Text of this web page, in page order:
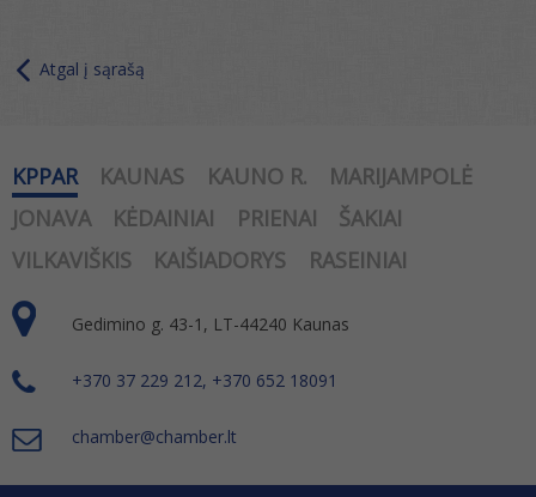
Atgal į sąrašą
KPPAR KAUNAS KAUNO R.
MARIJAMPOLĖ
JONAVA
KĖDAINIAI PRIENAI
ŠAKIAI
VILKAVIŠKIS
KAIŠIADORYS RASEINIAI
Gedimino g. 43-1, LT-44240 Kaunas
+370 37 229 212, +370 652 18091
chamber@chamber.lt